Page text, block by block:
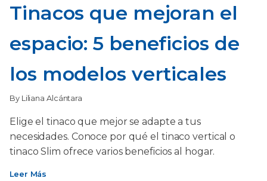
Tinacos que mejoran el
espacio: 5 beneficios de
los modelos verticales
By Liliana Alcántara
Elige el tinaco que mejor se adapte a tus
necesidades. Conoce por qué el tinaco vertical o
tinaco Slim ofrece varios beneficios al hogar.
Leer Más